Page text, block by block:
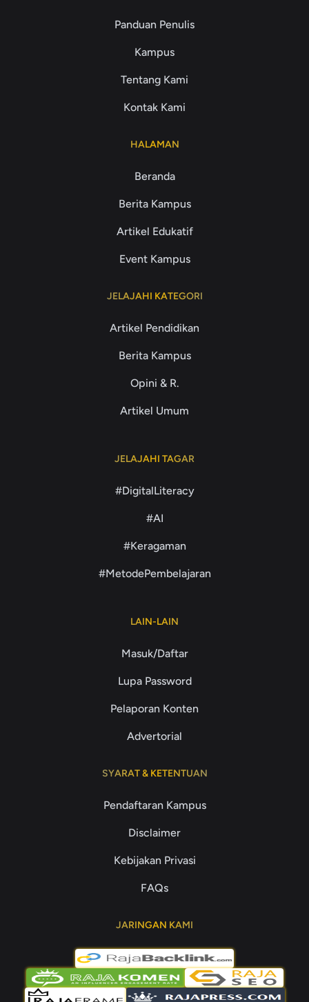
Panduan Penulis
Kampus
Tentang Kami
Kontak Kami
HALAMAN
Beranda
Berita Kampus
Artikel Edukatif
Event Kampus
JELAJAHI KATEGORI
Artikel Pendidikan
Berita Kampus
Opini & R.
Artikel Umum
JELAJAHI TAGAR
#DigitalLiteracy
#AI
#Keragaman
#MetodePembelajaran
LAIN-LAIN
Masuk/Daftar
Lupa Password
Pelaporan Konten
Advertorial
SYARAT & KETENTUAN
Pendaftaran Kampus
Disclaimer
Kebijakan Privasi
FAQs
JARINGAN KAMI